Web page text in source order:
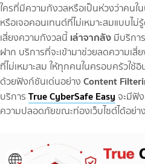
ใครที่มีความกังวลหรือเป็นห่วงว่าคนใ
หรือเจอคอนเทนต์ที่ไม่เหมาะสมแบบไ
เสี่ยงความกังวลนี้ เล่าจากลัง มีบริกา
ฝาก บริการที่จะเข้ามาช่วยลดความเสี่
ที่ไม่เหมาะสม ให้ทุกคนในครอบครัวใช้
ด้วยฟังก์ชันเด่นอย่าง Content
บริการ True CyberSafe Easy จะมีฟั
ความปลอดภัยขณะท่องเว็บไซต์ได้อย่า